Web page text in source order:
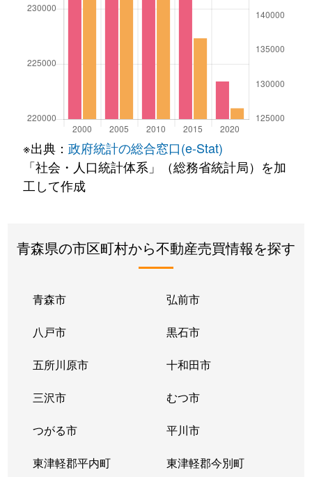
※出典： 政府統計の総合窓口(e-Stat)
「社会・人口統計体系」（総務省統計局）を加
工して作成
青森県の市区町村から不動産売買情報を探す
青森市 弘前市
八戸市 黒石市
五所川原市 十和田市
三沢市 むつ市
つがる市 平川市
東津軽郡平内町 東津軽郡今別町